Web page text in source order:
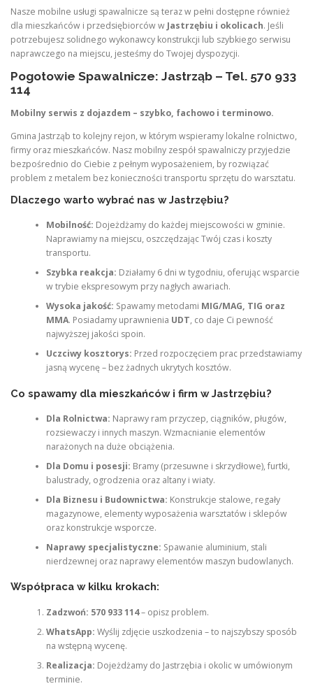
Nasze mobilne usługi spawalnicze są teraz w pełni dostępne również
dla mieszkańców i przedsiębiorców w Jastrzębiu i okolicach. Jeśli
potrzebujesz solidnego wykonawcy konstrukcji lub szybkiego serwisu
naprawczego na miejscu, jesteśmy do Twojej dyspozycji.
Pogotowie Spawalnicze: Jastrząb – Tel. 570 933
114
Mobilny serwis z dojazdem – szybko, fachowo i terminowo.
Gmina Jastrząb to kolejny rejon, w którym wspieramy lokalne rolnictwo,
firmy oraz mieszkańców. Nasz mobilny zespół spawalniczy przyjedzie
bezpośrednio do Ciebie z pełnym wyposażeniem, by rozwiązać
problem z metalem bez konieczności transportu sprzętu do warsztatu.
Dlaczego warto wybrać nas w Jastrzębiu?
Mobilność: Dojeżdżamy do każdej miejscowości w gminie.
Naprawiamy na miejscu, oszczędzając Twój czas i koszty
transportu.
Szybka reakcja: Działamy 6 dni w tygodniu, oferując wsparcie
w trybie ekspresowym przy nagłych awariach.
Wysoka jakość: Spawamy metodami MIG/MAG, TIG oraz
MMA. Posiadamy uprawnienia UDT, co daje Ci pewność
najwyższej jakości spoin.
Uczciwy kosztorys: Przed rozpoczęciem prac przedstawiamy
jasną wycenę – bez żadnych ukrytych kosztów.
Co spawamy dla mieszkańców i firm w Jastrzębiu?
Dla Rolnictwa: Naprawy ram przyczep, ciągników, pługów,
rozsiewaczy i innych maszyn. Wzmacnianie elementów
narażonych na duże obciążenia.
Dla Domu i posesji: Bramy (przesuwne i skrzydłowe), furtki,
balustrady, ogrodzenia oraz altany i wiaty.
Dla Biznesu i Budownictwa: Konstrukcje stalowe, regały
magazynowe, elementy wyposażenia warsztatów i sklepów
oraz konstrukcje wsporcze.
Naprawy specjalistyczne: Spawanie aluminium, stali
nierdzewnej oraz naprawy elementów maszyn budowlanych.
Współpraca w kilku krokach:
Zadzwoń: 570 933 114– opisz problem.
WhatsApp: Wyślij zdjęcie uszkodzenia – to najszybszy sposób
na wstępną wycenę.
Realizacja: Dojeżdżamy do Jastrzębia i okolic w umówionym
terminie.